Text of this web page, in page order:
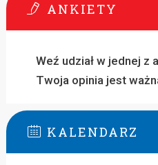
ANKIETY
Weź udział w jednej z
Twoja opinia jest
KALENDARZ